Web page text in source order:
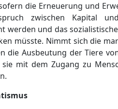
die Erneuerung und
zwischen Kapital
werden und das
müsste. Nimmt sich die
die Ausbeutung der Tiere
mit dem Zugang zu